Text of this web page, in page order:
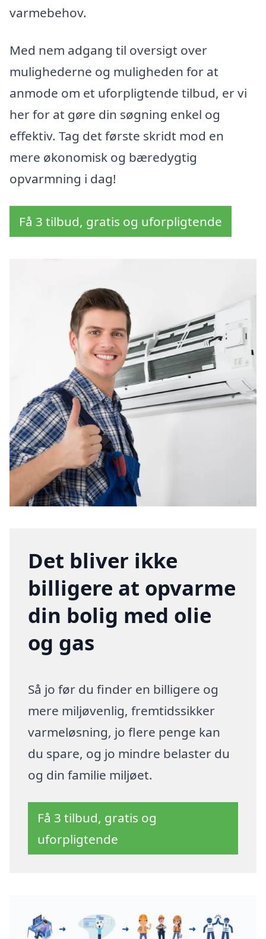
varmebehov.
Med nem adgang til oversigt over
mulighederne og muligheden for at
anmode om et uforpligtende tilbud, er vi
her for at gøre din søgning enkel og
effektiv. Tag det første skridt mod en
mere økonomisk og bæredygtig
opvarmning i dag!
Få 3 tilbud, gratis og uforpligtende
Det bliver ikke
billigere at opvarme
din bolig med olie
og gas
Så jo før du finder en billigere og
mere miljøvenlig, fremtidssikker
varmeløsning, jo flere penge kan
du spare, og jo mindre belaster du
og din familie miljøet.
Få 3 tilbud, gratis og
uforpligtende